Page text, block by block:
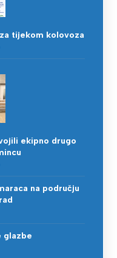
tijekom kolovoza
ekipno drugo
na području
glazbe